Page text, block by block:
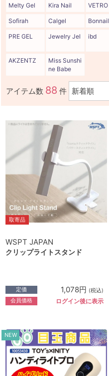
Melty Gel Kira Nail VETRO
Sofirah Calgel Bonnail
PRE GEL Jewelry Jel ibd
AKZENTZ
Miss Sunshi
ne Babe
アイテム数 88 件
取寄品
WSPT JAPAN
クリップライトスタンド
定価 1,078円 (税込)
会員価格 ログイン後に表示
NEW